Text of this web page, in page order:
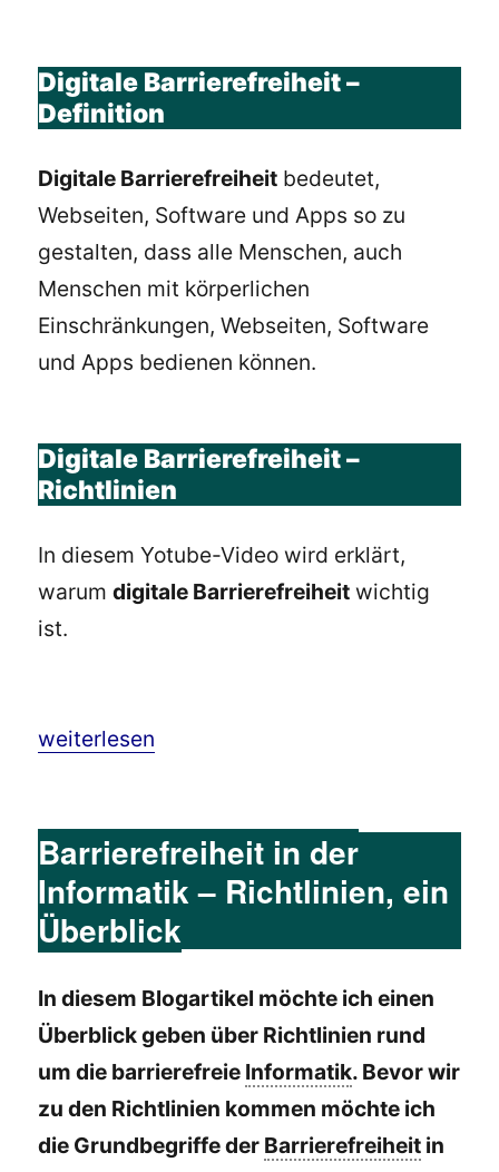
Digitale Barrierefreiheit –
Definition
Digitale Barrierefreiheit bedeutet,
Webseiten, Software und Apps so zu
gestalten, dass alle Menschen, auch
Menschen mit körperlichen
Einschränkungen, Webseiten, Software
und Apps bedienen können.
Digitale Barrierefreiheit –
Richtlinien
In diesem Yotube-Video wird erklärt,
warumdigitale Barrierefreiheit wichtig
ist.
„Digitale Barrierefreiheit – Richtlinien 2020 /
weiterlesen
Barrierefreiheit in der
Informatik – Richtlinien, ein
Überblick
In diesem Blogartikel möchte ich einen
Überblick geben über Richtlinien rund
um die barrierefreie Informatik. Bevor wir
zu den Richtlinien kommen möchte ich
die Grundbegriffe der Barrierefreiheit in